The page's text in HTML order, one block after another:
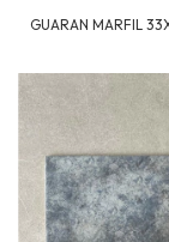
GUARAN MARFIL